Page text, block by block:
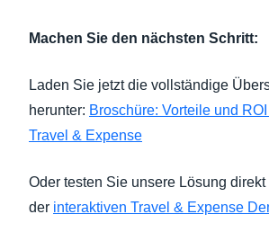
Machen Sie den nächsten Schritt:
Laden Sie jetzt die vollständige
herunter: Broschüre: Vorteile und
Travel & Expense
Oder testen Sie unsere Lösung direkt
der interaktiven Travel & Expense